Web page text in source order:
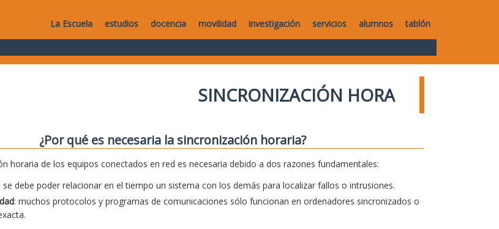
La Escuela estudios docencia movilidad investigación servicios alumnos tablón
SINCRONIZACIÓN HORA
¿Por qué es necesaria la sincronización horaria?
horaria de los equipos conectados en red es necesaria debido a dos razones fundamentales:
se debe poder relacionar en el tiempo un sistema con los demás para localizar fallos o intrusiones.
: muchos protocolos y programas de comunicaciones sólo funcionan en ordenadores sincronizados o